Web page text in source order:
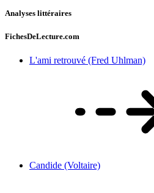
Analyses littéraires
FichesDeLecture.com
L'ami retrouvé (Fred Uhlman)
Candide (Voltaire)